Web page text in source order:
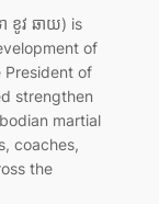
ខូវ ឆាយ) is
of
President of
strengthen
martial
coaches,
the